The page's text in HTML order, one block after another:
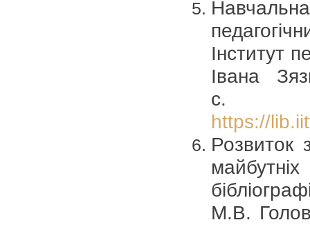
Інститут
Івана
с.
https://
Розвиток
М.В.